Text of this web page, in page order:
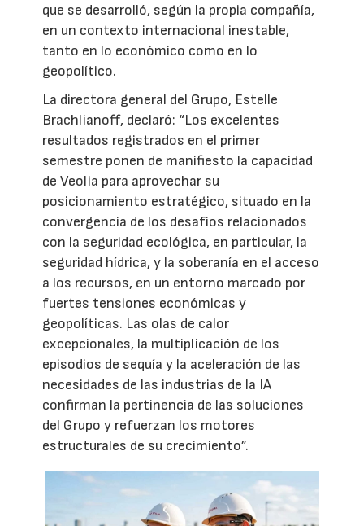
que se desarrolló, según la propia compañía,
en un contexto internacional inestable,
tanto en lo económico como en lo
geopolítico.
La directora general del Grupo, Estelle
Brachlianoff, declaró: “Los excelentes
resultados registrados en el primer
semestre ponen de manifiesto la capacidad
de Veolia para aprovechar su
posicionamiento estratégico, situado en la
convergencia de los desafíos relacionados
con la seguridad ecológica, en particular, la
seguridad hídrica, y la soberanía en el acceso
a los recursos, en un entorno marcado por
fuertes tensiones económicas y
geopolíticas. Las olas de calor
excepcionales, la multiplicación de los
episodios de sequía y la aceleración de las
necesidades de las industrias de la IA
confirman la pertinencia de las soluciones
del Grupo y refuerzan los motores
estructurales de su crecimiento”.